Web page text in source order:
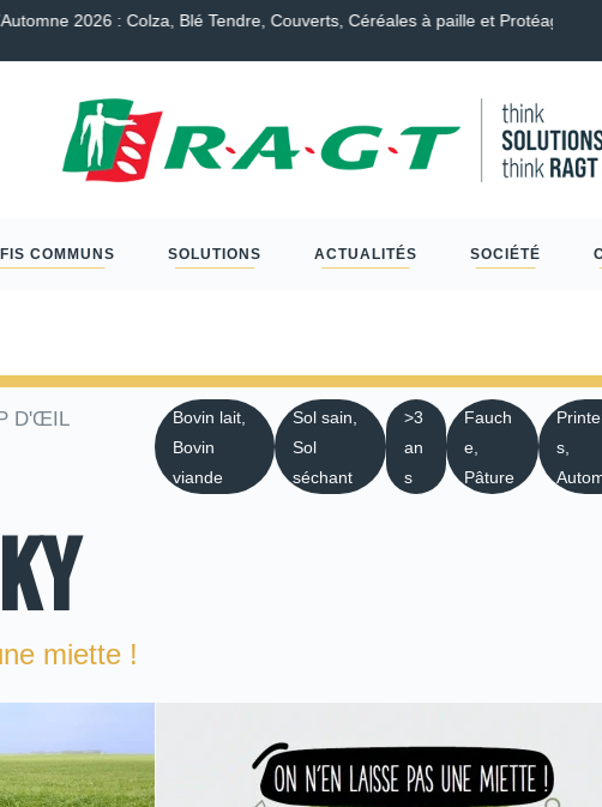
Blé Tendre, Couverts, Céréales à paille et Protéagineux…
COMMUNS SOLUTIONS ACTUALITÉS SOCIÉTÉ
D'ŒIL
Bovin lait,
Bovin
viande
Sol sain,
Sol
séchant
>3
an
s
Fauch
e,
Pâture
s,
miette !